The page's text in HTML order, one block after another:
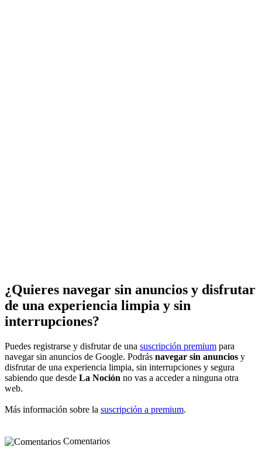
¿Quieres navegar sin anuncios y disfrutar
de una experiencia limpia y sin
interrupciones?
Puedes registrarse y disfrutar de una suscripción premium para
navegar sin anuncios de Google. Podrás navegar sin anuncios y
disfrutar de una experiencia limpia, sin interrupciones y segura
sabiendo que desde La Noción no vas a acceder a ninguna otra
web.
Más información sobre la suscripción a premium.
Comentarios